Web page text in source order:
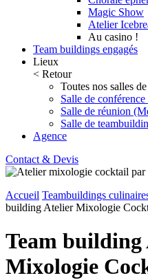
Magic Show
Atelier
Au casino !
Team buildings engagés
Lieux
< Retour
Toutes nos salles
Salle de
Salle de réunion
Salle de
Agence
Contact & Devis
Accueil Teambuildings
building Atelier Mixologie
Team
Mixologie